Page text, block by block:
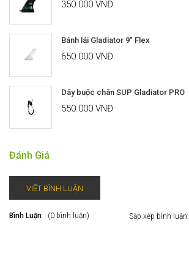
350.000 VNĐ
Bánh lái Gladiator 9" Flex
650.000 VNĐ
Dây buộc chân SUP Gladiator PRO
550.000 VNĐ
Đánh Giá
VIẾT BÌNH LUẬN
Bình Luận (0 bình luận) Sắp xếp bình luận: